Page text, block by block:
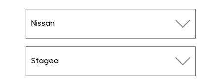
Nissan
Stagea